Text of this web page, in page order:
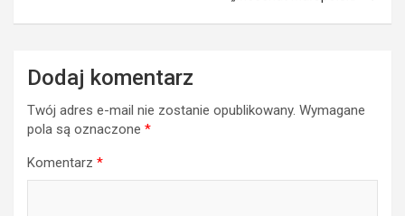
Dodaj komentarz
Twój adres e-mail nie zostanie opublikowany. Wymagane
pola są oznaczone *
Komentarz *